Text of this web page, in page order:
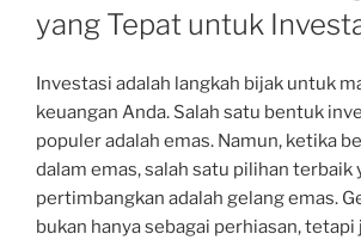
yang Tepat untuk
Investasi adalah langkah bijak untuk
keuangan Anda. Salah satu bentuk
populer adalah emas. Namun, ketika
dalam emas, salah satu pilihan terbaik
pertimbangkan adalah gelang emas.
bukan hanya sebagai perhiasan, tetapi